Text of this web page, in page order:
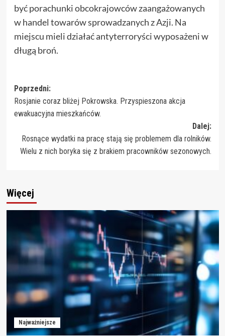
być porachunki obcokrajowców zaangażowanych
w handel towarów sprowadzanych z Azji. Na
miejscu mieli działać antyterroryści wyposażeni w
długą broń.
Zobacz
wpisy
Poprzedni:
Rosjanie coraz bliżej Pokrowska. Przyspieszona akcja
ewakuacyjna mieszkańców.
Dalej:
Rosnące wydatki na pracę stają się problemem dla rolników.
Wielu z nich boryka się z brakiem pracowników sezonowych.
Więcej
Najważniejsze